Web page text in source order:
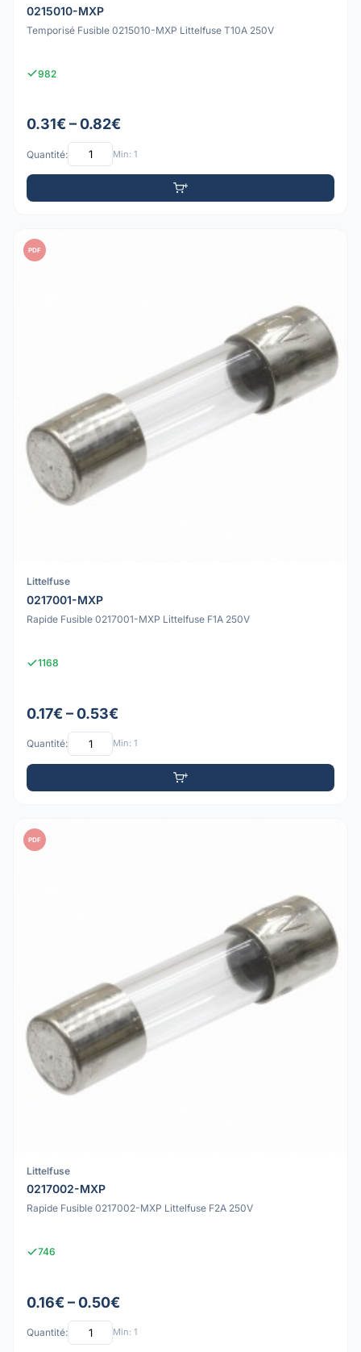
0215010-MXP
Temporisé Fusible 0215010-MXP Littelfuse T10A 250V
982
0.31€ – 0.82€
Quantité: Min: 1
PDF
Littelfuse
0217001-MXP
Rapide Fusible 0217001-MXP Littelfuse F1A 250V
1168
0.17€ – 0.53€
Quantité: Min: 1
PDF
Littelfuse
0217002-MXP
Rapide Fusible 0217002-MXP Littelfuse F2A 250V
746
0.16€ – 0.50€
Quantité: Min: 1